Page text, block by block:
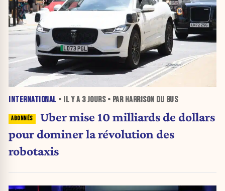
INTERNATIONAL • IL Y A 3 JOURS• PAR HARRISON DU BUS
Uber mise 10 milliards de dollars
pour dominer la révolution des
robotaxis